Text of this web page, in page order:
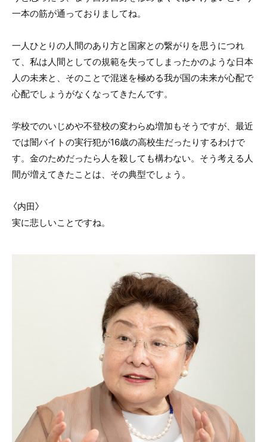
一本の筋が通っておりましてね。
一人ひとりの人間のあり方と国家との繋がりを思うにつれ
て、私は人間としての規範を失ってしまったかのような日本
人の未来と、そのことで混迷を極める我が国の未来が心配で
心配でしょうがなくなってきたんです。
学校でのいじめや不登校の変わらぬ増加もそうですが、最近
では闇バイトの実行犯が16歳の高校生だったりするわけで
す。金のためだったら人を殺しても構わない。そう考える人
間が増えてきたことは、その典型でしょう。
〈内田〉
実に悲しいことですね。